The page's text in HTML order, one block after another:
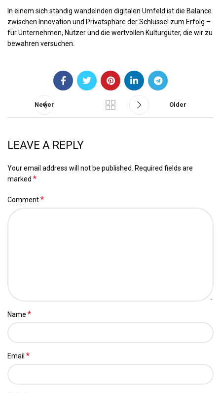
In einem sich ständig wandelnden digitalen Umfeld ist die Balance
zwischen Innovation und Privatsphäre der Schlüssel zum Erfolg –
für Unternehmen, Nutzer und die wertvollen Kulturgüter, die wir zu
bewahren versuchen.
Newer Older
LEAVE A REPLY
Your email address will not be published.
Required fields are
marked *
Comment*
Name *
Email *